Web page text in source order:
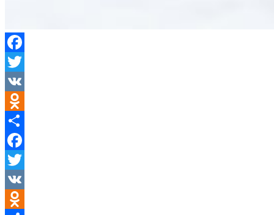
Facebook
Twitter
VK
Odnoklassniki
Отправить
Facebook
Twitter
VK